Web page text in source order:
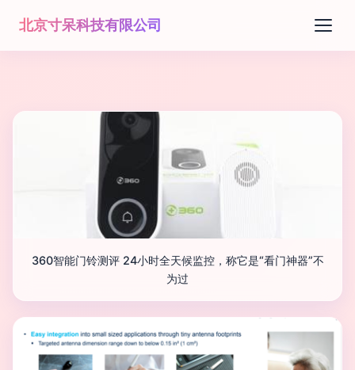
北京寸呆科技有限公司
360智能门铃测评 24小时全天候监控，称它是“看门神器”不
为过